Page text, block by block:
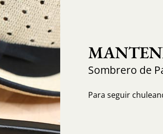
Sombrero de
Para seguir